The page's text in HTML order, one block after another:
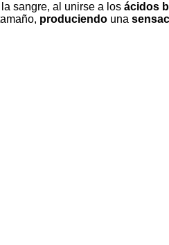
sangre, al unirse a los ácidos
produciendo una